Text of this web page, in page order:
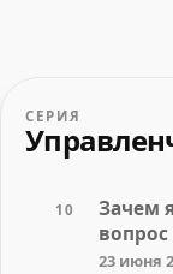
СЕРИЯ
10
Зачем
23 июня